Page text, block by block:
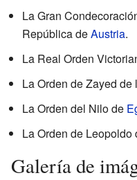
La Gran
República deAustria.
La Real Orden
La Orden de Zayed de
La Orden del Nilo de
La Orden de Leopoldo
Galería de